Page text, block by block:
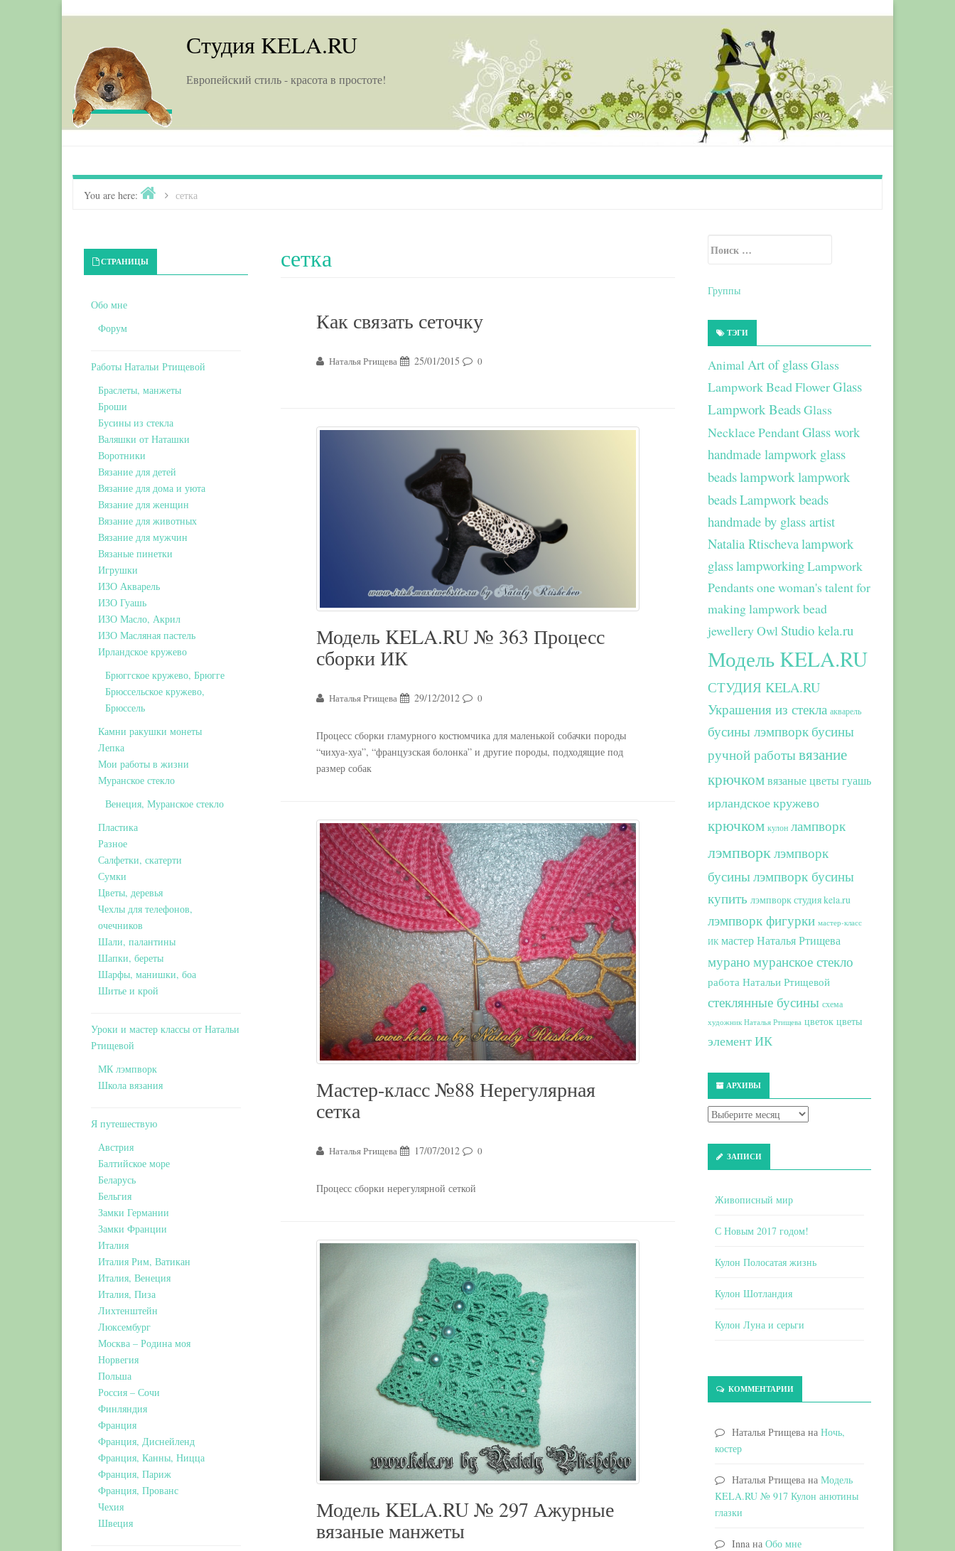
Студия KELA.RU
Европейский стиль - красота в простоте!
You are here: Homeсетка
сетка
Как связать сеточку
Наталья Ртищева 25/01/2015 0
Модель KELA.RU № 363 Процесс
сборки ИК
Наталья Ртищева 29/12/2012 0
Процесс сборки гламурного костюмчика для маленькой собачки породы
“чихуа-хуа”, “французская болонка” и другие породы, подходящие под
размер собак
Мастер-класс №88 Нерегулярная
сетка
Наталья Ртищева 17/07/2012 0
Процесс сборки нерегулярной сеткой
Модель KELA.RU № 297 Ажурные
вязаные манжеты
Primary Sidebar
СТРАНИЦЫ
Обо мне
Форум
Работы Натальи Ртищевой
Браслеты, манжеты
Броши
Бусины из стекла
Валяшки от Наташки
Воротники
Вязание для детей
Вязание для дома и уюта
Вязание для женщин
Вязание для животных
Вязание для мужчин
Вязаные пинетки
Игрушки
ИЗО Акварель
ИЗО Гуашь
ИЗО Масло, Акрил
ИЗО Масляная пастель
Ирландское кружево
Брюггское кружево, Брюгге
Брюссельское кружево,
Брюссель
Камни ракушки монеты
Лепка
Мои работы в жизни
Муранское стекло
Венеция, Муранское стекло
Пластика
Разное
Салфетки, скатерти
Сумки
Цветы, деревья
Чехлы для телефонов,
очечников
Шали, палантины
Шапки, береты
Шарфы, манишки, боа
Шитье и крой
Уроки и мастер классы от Натальи
Ртищевой
МК лэмпворк
Школа вязания
Я путешествую
Австрия
Балтийское море
Беларусь
Бельгия
Замки Германии
Замки Франции
Италия
Италия Рим, Ватикан
Италия, Венеция
Италия, Пиза
Лихтенштейн
Люксембург
Москва – Родина моя
Норвегия
Польша
Россия – Сочи
Финляндия
Франция
Франция, Диснейленд
Франция, Канны, Ницца
Франция, Париж
Франция, Прованс
Чехия
Швеция
Secondary Sidebar
Группы
ТЭГИ
Animal Art of glassGlass
Lampwork Bead FlowerGlass
Lampwork BeadsGlass
Necklace PendantGlass work
handmade lampwork glass
beadslampworklampwork
beadsLampwork beads
handmade by glass artist
Natalia Rtischevalampwork
glasslampworkingLampwork
Pendants one woman's talent for
making lampwork bead
jewelleryOwlStudio kela.ru
Модель KELA.RU
СТУДИЯ KELA.RU
Украшения из стекла акварель
бусины лэмпворк бусины
ручной работывязание
крючком вязаные цветы гуашь
ирландское кружево
крючком кулон лампворк
лэмпворклэмпворк
бусинылэмпворк бусины
купить лэмпворк студия kela.ru
лэмпворк фигурки мастер-класс
ИК мастер Наталья Ртищева
мурано муранское стекло
работа Натальи Ртищевой
стеклянные бусины схема
художник Наталья Ртищева цветок цветы
элемент ИК
АРХИВЫ
ЗАПИСИ
Живописный мир
С Новым 2017 годом!
Кулон Полосатая жизнь
Кулон Шотландия
Кулон Луна и серьги
КОММЕНТАРИИ
Наталья Ртищевана Ночь,
костер
Наталья Ртищевана Модель
KELA.RU № 917 Кулон анютины
глазки
Innaна Обо мне